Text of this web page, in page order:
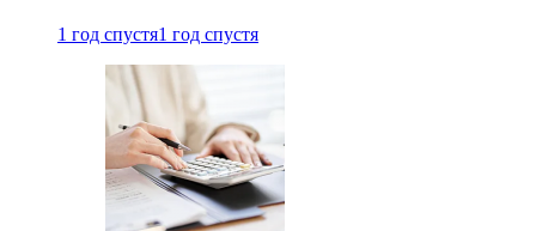
1 год спустя1 год спустя